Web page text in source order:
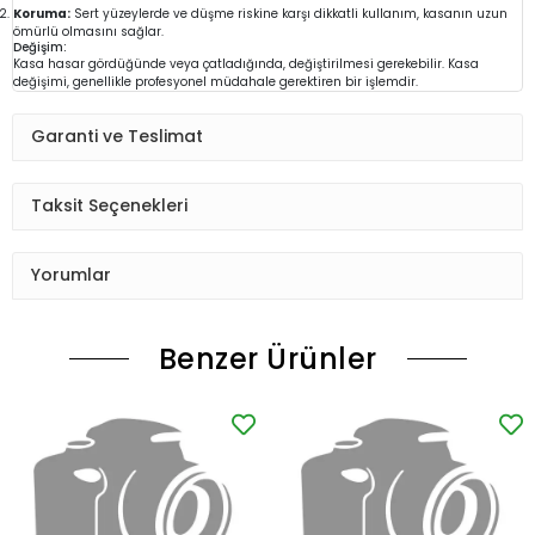
Koruma: Sert yüzeylerde ve düşme riskine karşı dikkatli kullanım, kasanın uzun
ömürlü olmasını sağlar.
Değişim:
Kasa hasar gördüğünde veya çatladığında, değiştirilmesi gerekebilir. Kasa
değişimi, genellikle profesyonel müdahale gerektiren bir işlemdir.
Garanti ve Teslimat
Taksit Seçenekleri
Yorumlar
Benzer Ürünler